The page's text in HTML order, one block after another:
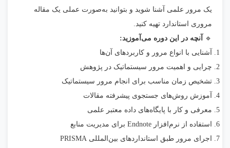
یک مرور علمی آشنا شوید و بتوانید به‌صورت عملی یک مقاله
مروری استاندارد تهیه کنید.
🔹
آنچه در این دوره می‌آموزید:
آشنایی با انواع مرور و کاربردهای آن‌ها
چرایی و اهمیت مرور سیستماتیک در پژوهش
تشخیص زمان مناسب برای انجام مرور سیستماتیک
آموزش روش‌های جستجوی پیشرفته مقالات
معرفی و کار با پایگاه‌های داده معتبر علمی
استفاده از نرم‌افزار Endnote برای مدیریت منابع
اجرای مرور طبق استانداردهای بین‌المللی PRISMA